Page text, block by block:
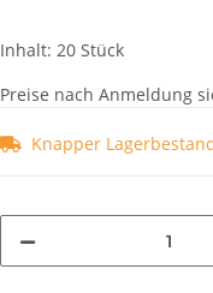
Inhalt: 20 Stück
Preise nach Anmeldung
Knapper